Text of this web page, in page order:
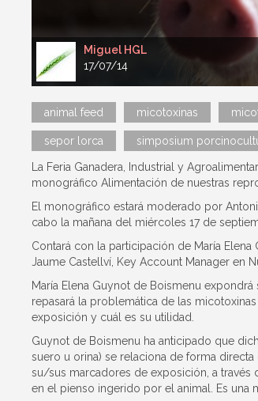
Miguel HGL
17/07/14
animal feed micotoxinas
sepor lorca simposium
La Feria Ganadera, Industrial y
monográfico Alimentación de nuestras
El monográfico estará moderado por
cabo la mañana del miércoles 17 de
Contará con la participación de María
Jaume Castellví, Key Account Manager en
María Elena Guynot de Boismenu
repasará la problemática de las
exposición y cuál es su utilidad.
Guynot de Boismenu ha anticipado que
suero u orina) se relaciona de forma
su/sus marcadores de exposición, a
en el pienso ingerido por el animal. Es una